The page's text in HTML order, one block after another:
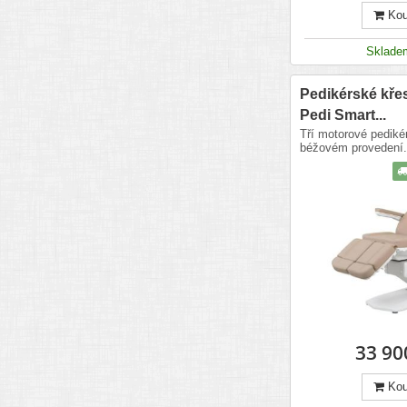
Pedikérské
Pedi Smart...
Tří motorové
béžovém provedení.
33